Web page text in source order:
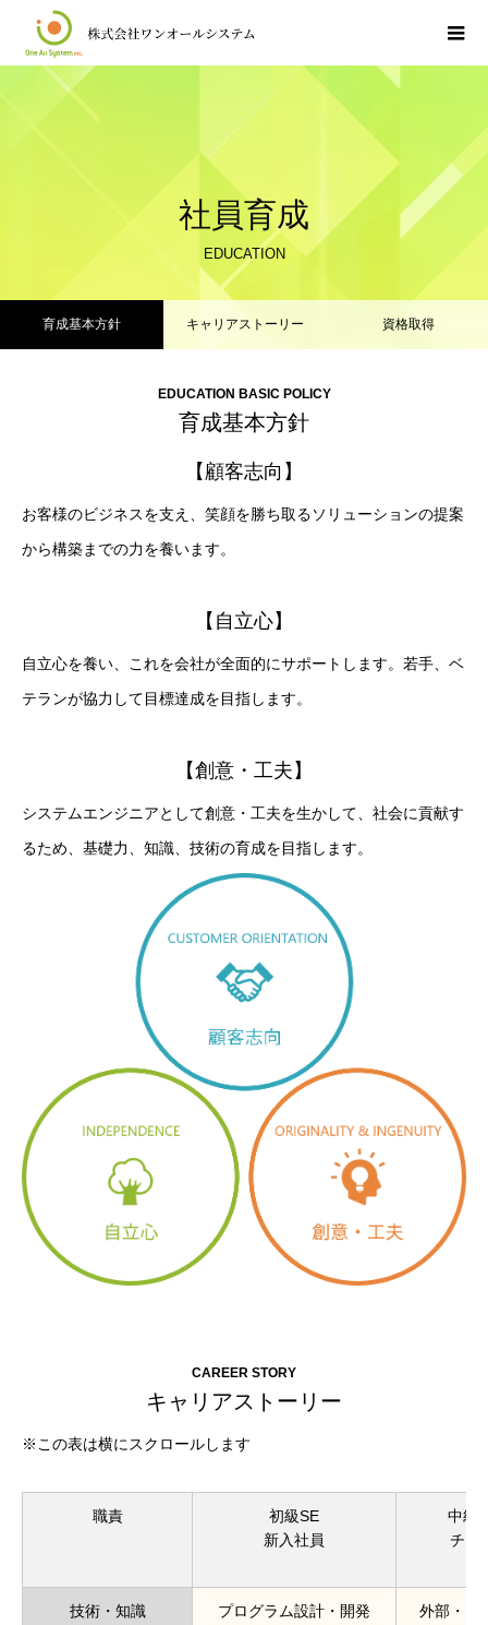
社員育成
EDUCATION
育成基本方針 キャリアストーリー 資格取得
EDUCATION BASIC POLICY
育成基本方針
【顧客志向】
お客様のビジネスを支え、笑顔を勝ち取るソリューションの提案
から構築までの力を養います。
【自立心】
自立心を養い、これを会社が全面的にサポートします。若手、ベ
テランが協力して目標達成を目指します。
【創意・工夫】
システムエンジニアとして創意・工夫を生かして、社会に貢献す
るため、基礎力、知識、技術の育成を目指します。
CAREER STORY
キャリアストーリー
※この表は横にスクロールします
職責
初級SE
新入社員
中級
チー
技術・知識
プログラム設計・開発
外部・内